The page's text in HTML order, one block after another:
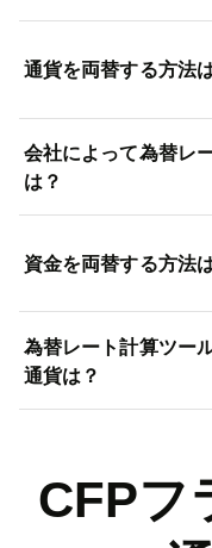
通貨を両替する方法
会社によって為替レ
は？
資金を両替する方法
為替レート計算ツー
通貨は？
CFPフ